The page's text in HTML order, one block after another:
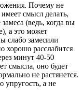
Почему не
смысл делать,
(ведь, когда вы
а это может
слабо замесили
хорошо расслабится
минут 40-50
смысла, оно будет
не растянется.
упругость, а не